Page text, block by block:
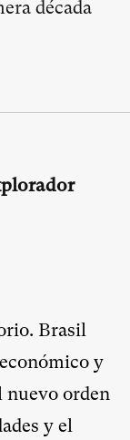
década
Brasil
y
nuevo orden
y el